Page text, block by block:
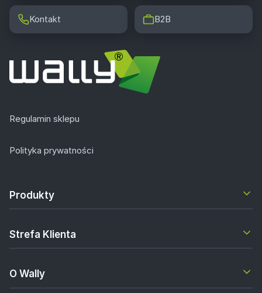
Kontakt B2B
Regulamin sklepu
Polityka prywatności
Produkty
Strefa Klienta
O Wally